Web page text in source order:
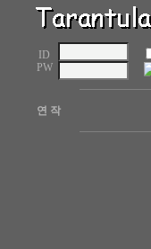
ID
PW
연 작